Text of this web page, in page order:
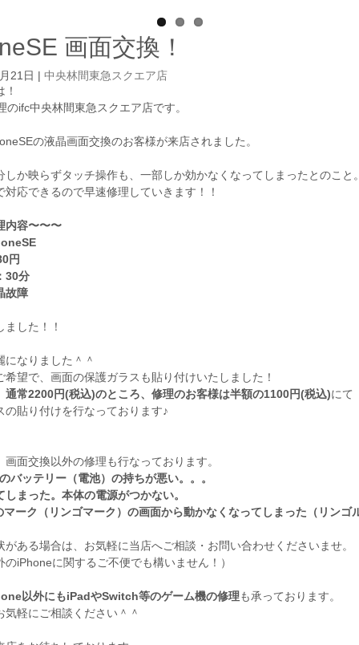
画面交換！
21日
中央林間東急スクエア店
のifc中央林間東急スクエア店です。
の液晶画面交換のお客様が来店されました。
しか映らずタッチ操作も、一部しか効かなくなってしまったとのこと
対応できるので早速修理していきます！！
内容〜〜〜
円
30分
故障
ました！！
になりました＾＾
希望で、画面の保護ガラスも貼り付けいたしました！
通常2200円(税込)のところ、修理のお客様は半額の1100円(税込)にて
の貼り付けを行なっております♪
画面交換以外の修理も行なっております。
バッテリー（電池）の持ちが悪い。。。
しまった。本体の電源がつかない。
ーク（リンゴマーク）の画面から動かなくなってしまった（リンゴ
がある場合は、お気軽に当店へご相談・お問い合わせくださいませ。
のiPhoneに関するご不便でも構いません！）
以外にもiPadやSwitch等のゲーム機の修理も承っております。
気軽にご相談ください＾＾